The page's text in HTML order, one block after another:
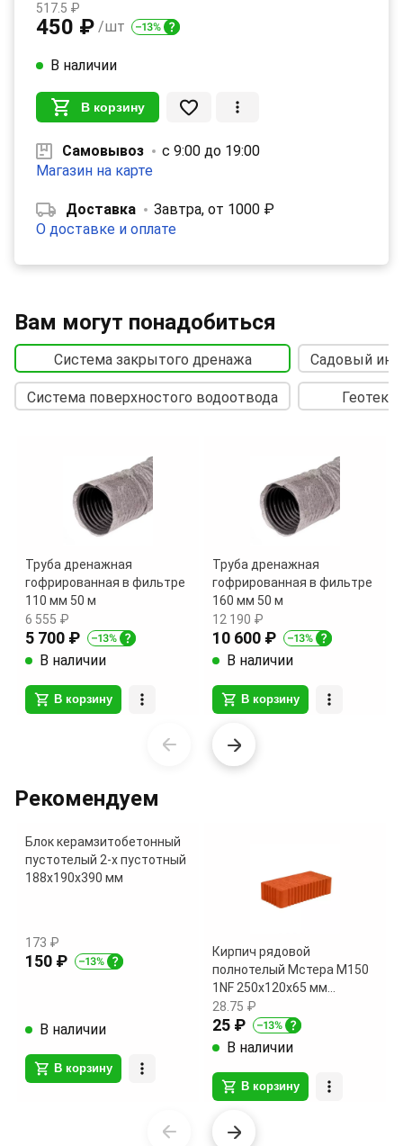
517.5 ₽
450 ₽ /шт
В наличии
В корзину
Самовывоз
с 9:00 до 19:00
Магазин на карте
Доставка
Завтра, от 1000 ₽
О доставке и оплате
Рекомендуем
Блок керамзитобетонный
пустотелый 2-х пустотный
188х190х390 мм
173 ₽
150 ₽
В наличии
В корзину
Кирпич рядовой
полнотелый Мстера М150
1NF 250х120х65 мм
поштучно
28.75 ₽
25 ₽
В наличии
В корзину
Вам могут понадобиться
Система закрытого дренажа
Система поверхностого водоотвода
Садовый
Труба дренажная
гофрированная в фильтре
110 мм 50 м
6 555 ₽
5 700 ₽
В наличии
В корзину
Труба дренажная
гофрированная в фильтре
160 мм 50 м
12 190 ₽
10 600 ₽
В наличии
В корзину
of
18